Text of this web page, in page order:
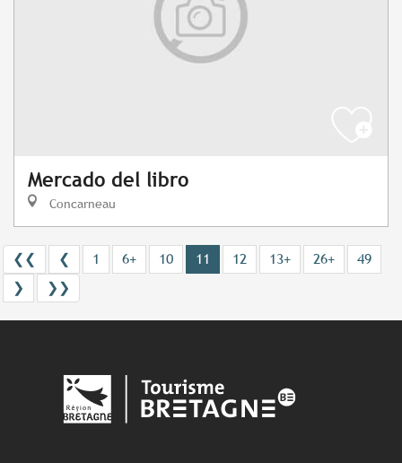
Mercado del libro
Concarneau
❮❮ ❮ 1 6+ 10 11 12 13+ 26+
49
❯
❯❯